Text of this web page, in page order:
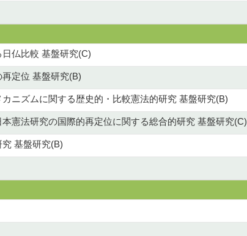
仏比較 基盤研究(C)
定位 基盤研究(B)
ニズムに関する歴史的・比較憲法的研究 基盤研究(B)
憲法研究の国際的再定位に関する総合的研究 基盤研究(C)
究 基盤研究(B)